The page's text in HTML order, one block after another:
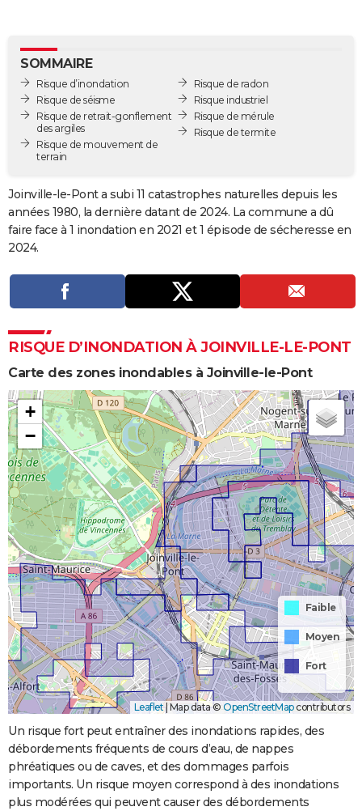
GUIDES D'ACHAT
BONS PLANS
CARTE DE VOEUX
Carte de Noël
Carte Bonne année
Carte Saint-Valentin
Carte Pâques
Carte d'anniversaire
DICTIONNAIRE
COPAINS D'AVANT
S'inscrire
Se connecter
Lycées
Collèges
Primaires
Universités
Entreprises
Service militaire
Avis de recherche
AVIS DE DÉCÈS
Bricolage
Lifestyle
Culture
Sport
Auto
Television
Voyage
Cinema
SOMMAIRE
Risque d’inondation
Risque de séisme
Risque de retrait-gonflement
des argiles
Risque de mouvement de
terrain
Risque de radon
Risque industriel
Risque de mérule
Risque de termite
Joinville-le-Pont a subi 11 catastrophes naturelles depuis les
années 1980, la dernière datant de 2024. La commune a dû
faire face à 1 inondation en 2021 et 1 épisode de sécheresse en
2024.
RISQUE D’INONDATION À JOINVILLE-LE-PONT
Carte des zones inondables à Joinville-le-Pont
+
−
Faible
Moyen
Fort
Leaflet|Map data ©OpenStreetMapcontributors
Un risque fort peut entraîner des inondations rapides, des
débordements fréquents de cours d’eau, de nappes
phréatiques ou de caves, et des dommages parfois
importants. Un risque moyen correspond à des inondations
plus modérées qui peuvent causer des débordements